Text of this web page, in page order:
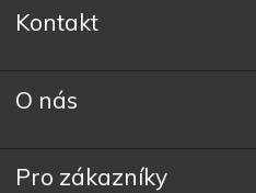
Kontakt
O nás
Pro zákazníky